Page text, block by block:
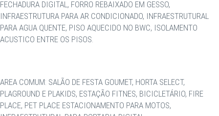
FECHADURA DIGITAL, FORRO REBAIXADO EM GESSO,
INFRAESTRUTURA PARA AR CONDICIONADO, INFRAESTRUTURAL
PARA AGUA QUENTE, PISO AQUECIDO NO BWC, ISOLAMENTO
ACUSTICO ENTRE OS PISOS.
AREA COMUM: SALÃO DE FESTA GOUMET, HORTA SELECT,
PLAGROUND E PLAKIDS, ESTAÇÃO FITNES, BICICLETÁRIO, FIRE
PLACE, PET PLACE ESTACIONAMENTO PARA MOTOS,